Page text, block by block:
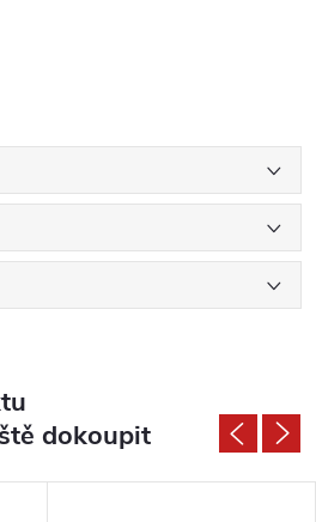
dokoupit